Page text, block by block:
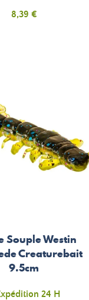
Prix
8,39 €
Souple Westin
Creaturebait
9.5cm
24 H